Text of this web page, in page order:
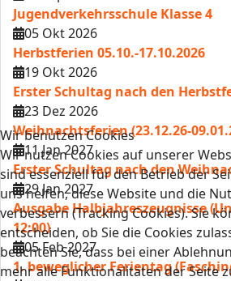
Jugendverkehrsschule Klasse 4
05 Okt 2026
Herbstferien 05.10.-17.10.2026
19 Okt 2026
Erster Schultag nach den
23 Dez 2026
Weihnachtsferien (23.12.26-
11 Jan 2027
Erster Schultag nach den
29 Jan 2027
Ausgabe Halbjahreszeugnisse
12:00)
05 Feb 2027
1. beweglicher Ferientag
Wir benutzen Cookies
Wir nutzen Cookies auf unserer
sind essenziell für den Betrieb der
uns helfen, diese Website und die
verbessern (Tracking Cookies). Sie
entscheiden, ob Sie die Cookies
beachten Sie, dass bei einer
mehr alle Funktionalitäten der Seite